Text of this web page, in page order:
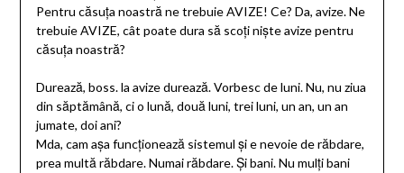
Pentru căsuța noastră ne trebuie AVIZE! Ce? Da, avize. Ne
trebuie AVIZE, cât poate dura să scoți niște avize pentru
căsuța noastră?
Durează, boss. la avize durează. Vorbesc de luni. Nu, nu ziua
din săptămână, ci o lună, două luni, trei luni, un an, un an
jumate, doi ani?
Mda, cam așa funcționează sistemul și e nevoie de răbdare,
prea multă răbdare. Numai răbdare. Și bani. Nu mulți bani